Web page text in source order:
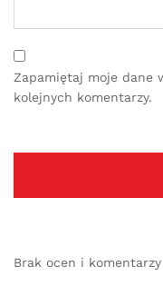
Zapamiętaj moje dane
kolejnych komentarzy.
Brak ocen i komentarzy